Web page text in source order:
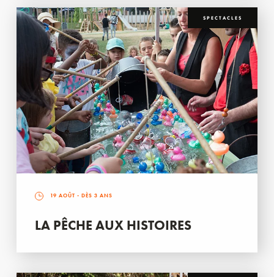
SPECTACLES
19 AOÛT - DÈS 3 ANS
LA PÊCHE AUX HISTOIRES